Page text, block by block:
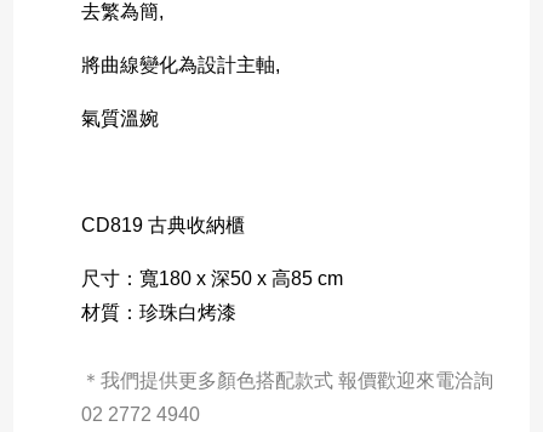
去繁為簡,
將曲線變化為設計主軸,
氣質溫婉
CD819 古典收納櫃
尺寸：寬180 x 深50 x 高85 cm
材質：珍珠白烤漆
＊我們提供更多顏色搭配款式 報價歡迎來電洽詢
02 2772 4940